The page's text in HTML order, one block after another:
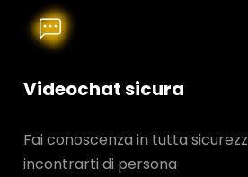
Videochat sicura
Fai conoscenza in tutta
incontrarti di persona